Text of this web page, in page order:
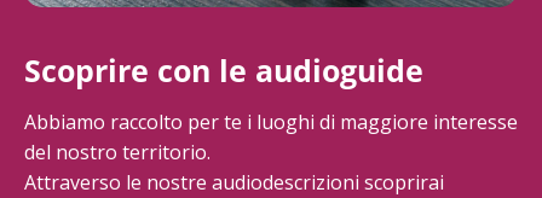
Scoprire con le audioguide
Abbiamo raccolto per te i luoghi di maggiore interesse
del nostro territorio.
Attraverso le nostre audiodescrizioni scoprirai